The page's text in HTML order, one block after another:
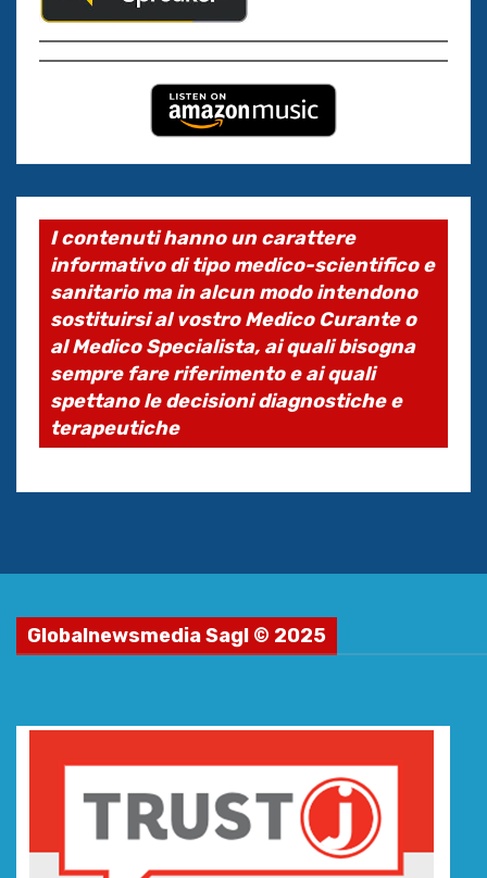
I contenuti hanno un carattere
informativo di tipo medico-scientifico e
sanitario ma in alcun modo intendono
sostituirsi al vostro Medico Curante o
al Medico Specialista, ai quali bisogna
sempre fare riferimento e ai quali
spettano le decisioni diagnostiche e
terapeutiche
Globalnewsmedia Sagl © 2025